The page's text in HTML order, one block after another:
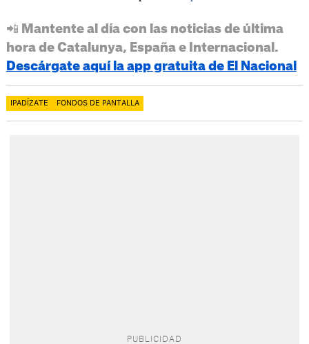
📲 Mantente al día con las noticias de última
hora de Catalunya, España e Internacional.
Descárgate aquí la app gratuita de El Nacional
IPADÍZATE FONDOS DE PANTALLA